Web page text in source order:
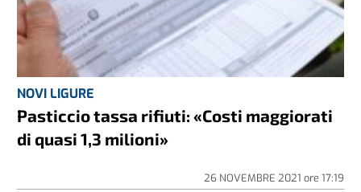
NOVI LIGURE
Pasticcio tassa rifiuti: «Costi maggiorati
di quasi 1,3 milioni»
26 NOVEMBRE 2021 ore 17:19